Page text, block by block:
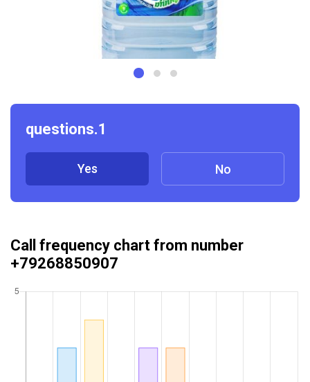
questions.1
Yes No
Call frequency chart from number
+79268850907